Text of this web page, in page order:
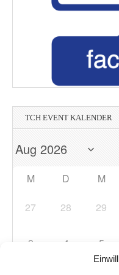
TCH EVENT KALENDER
M D M
27 28 29
3 4 5